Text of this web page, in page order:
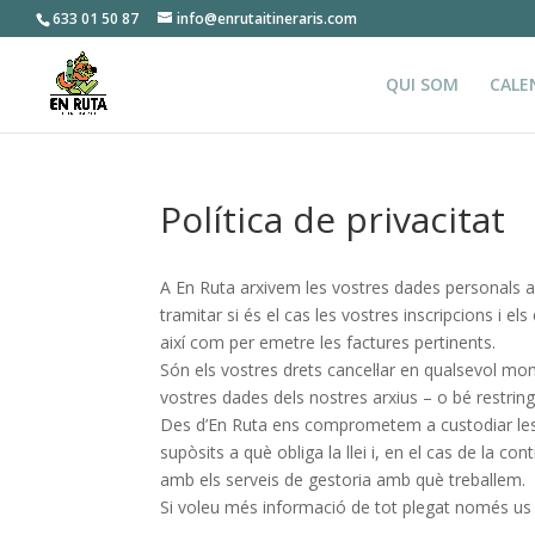
633 01 50 87 info@enrutaitineraris.com
QUI SOM
Política de privacitat
A En Ruta arxivem les vostres dades
tramitar si és el cas les vostres inscripcions i
així com per emetre les factures pertinents.
Són els vostres drets cancel·lar en qualsevol
vostres dades dels nostres arxius – o bé
Des d’En Ruta ens comprometem a custodiar
supòsits a què obliga la llei i, en el cas de la
amb els serveis de gestoria amb què treballem.
Si voleu més informació de tot plegat només